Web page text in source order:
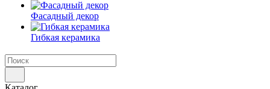
Фасадный декор
Гибкая керамика